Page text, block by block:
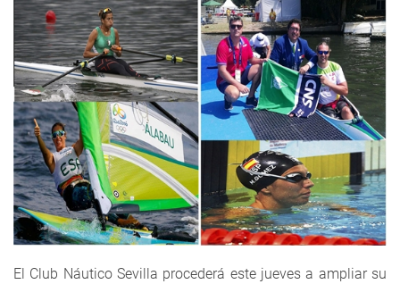
El Club Náutico Sevilla procederá este jueves a ampliar su